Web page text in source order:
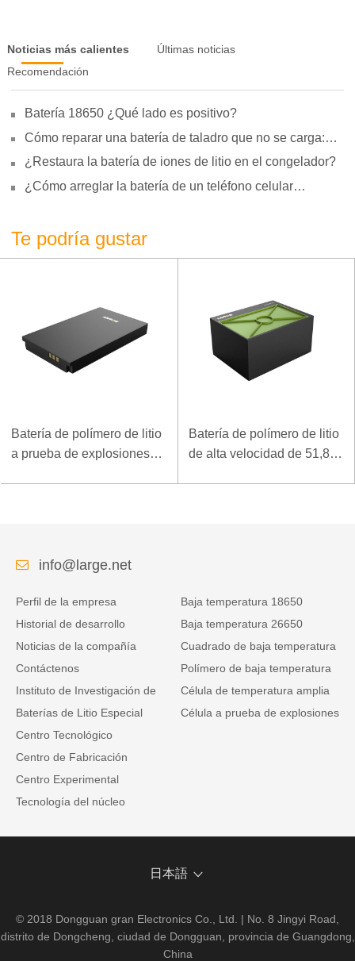
Noticias más calientes
Últimas noticias
Recomendación
Batería 18650 ¿Qué lado es positivo?
Cómo reparar una batería de taladro que no se carga:
¿Restaura la batería de iones de litio en el congelador?
¿Cómo arreglar la batería de un teléfono celular
Te podría gustar
Batería de polímero de litio
a prueba de explosiones
Batería de polímero de litio
de alta velocidad de 51,8 V
info@large.net
Perfil de la empresa
Historial de desarrollo
Noticias de la compañía
Contáctenos
Instituto de Investigación de
Baterías de Litio Especial
Centro Tecnológico
Centro de Fabricación
Centro Experimental
Tecnología del núcleo
Baja temperatura 18650
Baja temperatura 26650
Cuadrado de baja temperatura
Polímero de baja temperatura
Célula de temperatura amplia
Célula a prueba de explosiones
日本語
© 2018 Dongguan gran Electronics Co., Ltd. | No. 8 Jingyi Road,
distrito de Dongcheng, ciudad de Dongguan, provincia de Guangdong,
China